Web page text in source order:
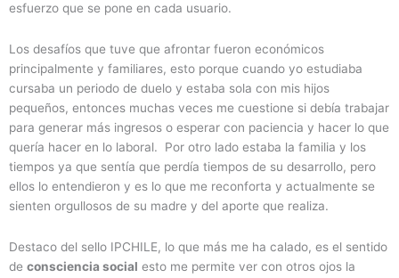
esfuerzo que se pone en cada usuario.
Los desafíos que tuve que afrontar fueron económicos
principalmente y familiares, esto porque cuando yo estudiaba
cursaba un periodo de duelo y estaba sola con mis hijos
pequeños, entonces muchas veces me cuestione si debía trabajar
para generar más ingresos o esperar con paciencia y hacer lo que
quería hacer en lo laboral. Por otro lado estaba la familia y los
tiempos ya que sentía que perdía tiempos de su desarrollo, pero
ellos lo entendieron y es lo que me reconforta y actualmente se
sienten orgullosos de su madre y del aporte que realiza.
Destaco del sello IPCHILE, lo que más me ha calado, es el sentido
de consciencia social esto me permite ver con otros ojos la